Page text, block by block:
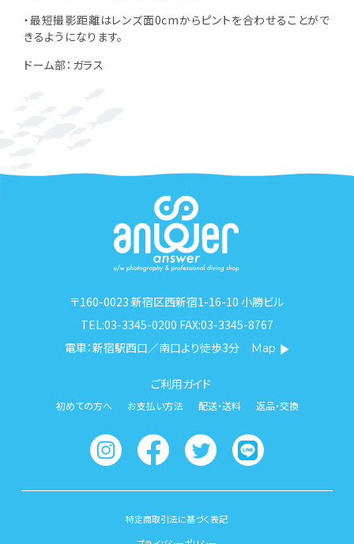
・最短撮影距離はレンズ面0cmからピントを合わせることがで
きるようになります。
ドーム部：ガラス
〒160-0023 新宿区西新宿1-16-10 小勝ビル
TEL:03-3345-0200 FAX:03-3345-8767
電車：新宿駅西口／南口より徒歩3分
Map
ご利用ガイド
初めての方へ お支払い方法 配送・送料 返品・交換
特定商取引法に基づく表記